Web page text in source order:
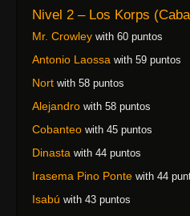
Nivel 2 – Los Korps
Mr. Crowley with 60 puntos
Antonio Laossa with 59 puntos
Nort with 58 puntos
Alejandro with 58 puntos
Cobanteo with 45 puntos
Dinasta with 44 puntos
Irasema Pino Ponte with 44
Isabú with 43 puntos